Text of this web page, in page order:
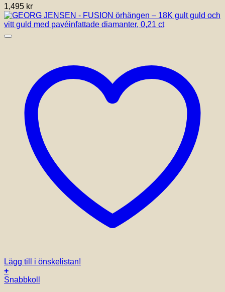
1,495 kr
Lägg till i önskelistan!
+
Snabbkoll